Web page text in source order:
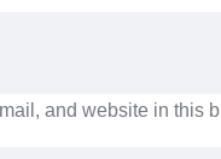
and website in this